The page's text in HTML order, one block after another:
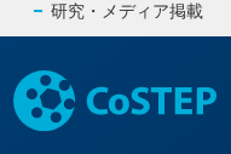
研究・メディア掲載